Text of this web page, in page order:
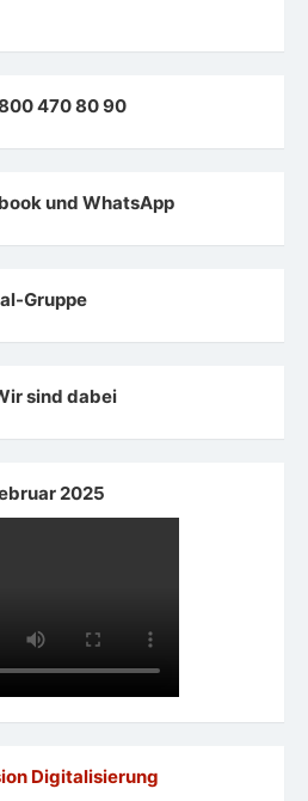
470 80 90
und WhatsApp
Gruppe
sind dabei
2025
Digitalisierung